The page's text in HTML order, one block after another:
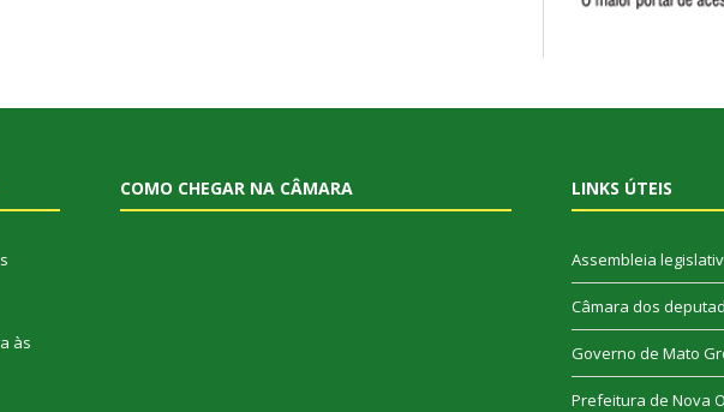
às
COMO CHEGAR NA CÂMARA LINKS ÚTEIS
Assembleia
Câmara dos
Governo de Mato
Prefeitura de Nova